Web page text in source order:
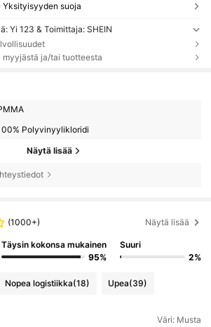
Yksityisyyden suoja
Yi 123 & Toimittaja: SHEIN
myyjästä ja/tai tuotteesta
Polyvinyylikloridi
Näytä lisää
(1000+) Näytä lisää
Täysin kokonsa mukainen
95%
Suuri
2%
Nopea logistiikka(18) Upea(39)
Väri: Musta